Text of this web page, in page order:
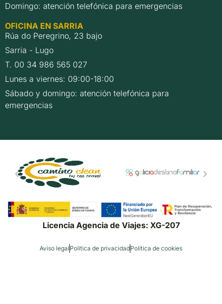
Domingo: atención telefónica para emergencias
OFICINA EN SARRIA
Rúa do Peregrino, 23 bajo
Sarria - Lugo
T. 00 34 986 565 027
Lunes a viernes: 09:00-18:00
Sábado y domingo: atención telefónica para
emergencias
Licencia Agencia de Viajes: XG-207
Aviso legal Política de privacidadPolítica de cookies